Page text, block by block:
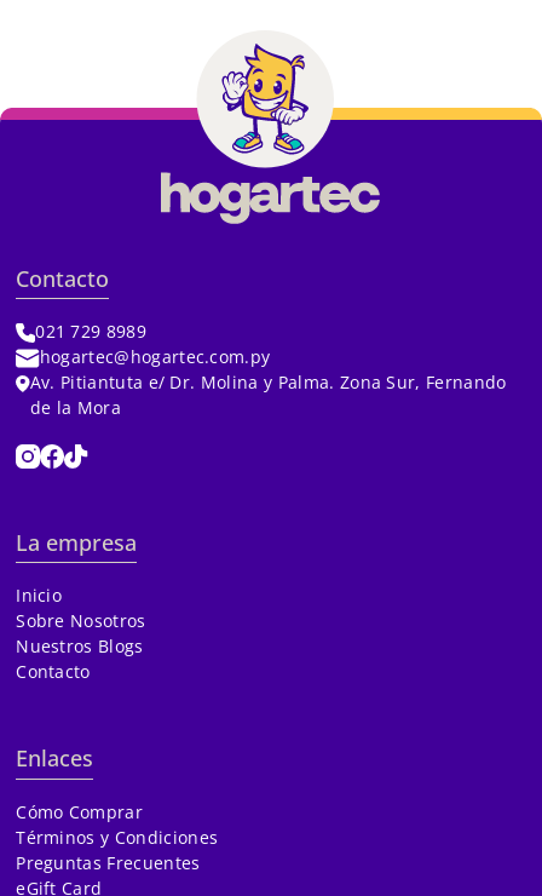
Contacto
021 729 8989
hogartec@hogartec.com.py
Av. Pitiantuta e/ Dr. Molina y Palma. Zona Sur, Fernando
de la Mora
La empresa
Inicio
Sobre Nosotros
Nuestros Blogs
Contacto
Enlaces
Cómo Comprar
Términos y Condiciones
Preguntas Frecuentes
eGift Card